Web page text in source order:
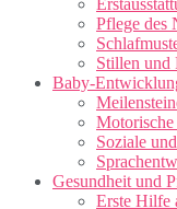
Pflege des
Stillen und
Baby-
Soziale
Gesundheit und
Erste Hilfe